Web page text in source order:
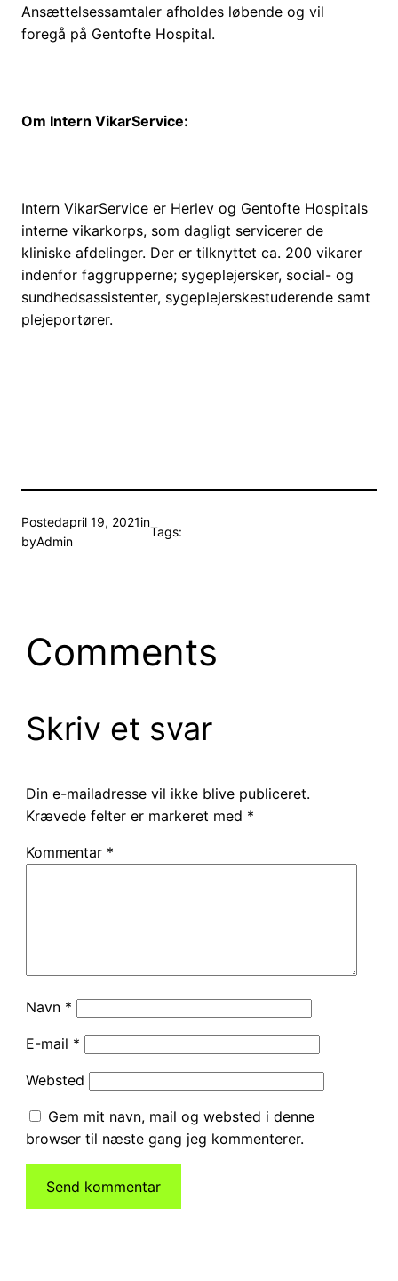
Ansættelsessamtaler afholdes løbende og vil
foregå på Gentofte Hospital.
Om Intern VikarService:
Intern VikarService er Herlev og Gentofte Hospitals
interne vikarkorps, som dagligt servicerer de
kliniske afdelinger. Der er tilknyttet ca. 200 vikarer
indenfor faggrupperne; sygeplejersker, social- og
sundhedsassistenter, sygeplejerskestuderende samt
plejeportører.
Postedapril 19, 2021in
byAdmin
Tags:
Comments
Skriv et svar
Din e-mailadresse vil ikke blive publiceret.
Krævede felter er markeret med *
Kommentar *
Navn *
E-mail *
Websted
Gem mit navn, mail og websted i denne
browser til næste gang jeg kommenterer.